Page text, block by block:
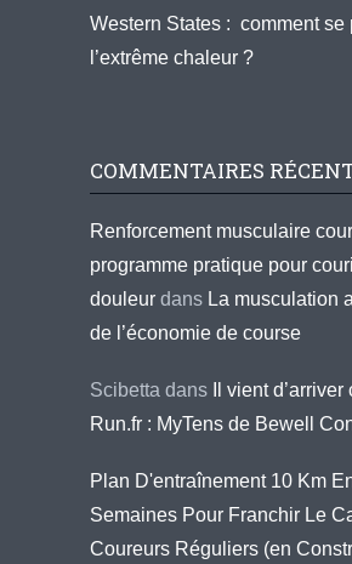
Western States : comment se
l’extrême chaleur ?
COMMENTAIRES
Renforcement musculaire
programme pratique pour
douleur dans La musculation
de l’économie de course
Scibetta dans
Il vient
Run.fr : MyTens de Bewell
Plan D'entraînement 10 Km
Semaines Pour Franchir Le
Coureurs Réguliers (en